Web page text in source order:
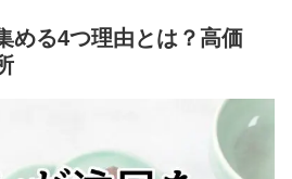
める4つ理由とは？高価